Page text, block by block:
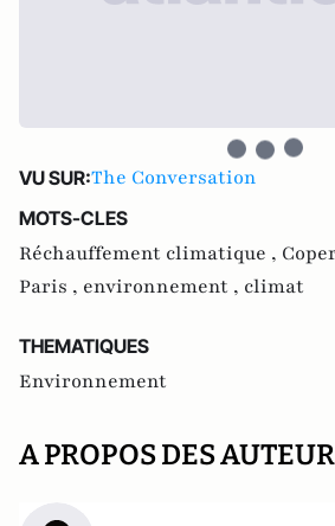
VU SUR:The Conversation
MOTS-CLES
Réchauffement climatique ,
Paris , environnement , climat
THEMATIQUES
Environnement
A PROPOS DES